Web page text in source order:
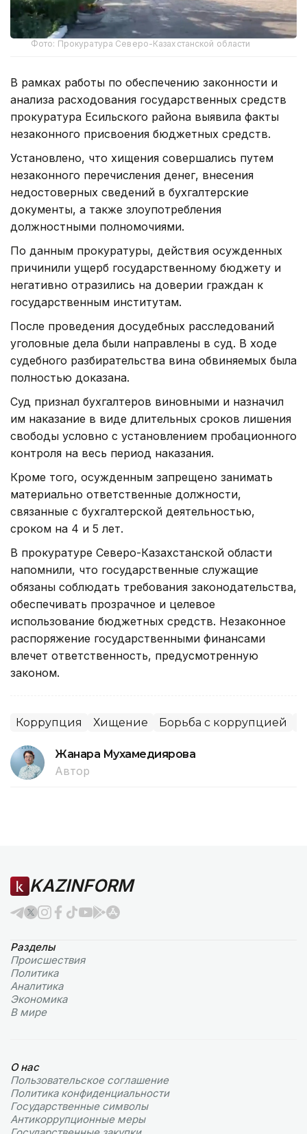
Фото: Прокуратура Северо-Казахстанской области
В рамках работы по обеспечению законности и
анализа расходования государственных средств
прокуратура Есильского района выявила факты
незаконного присвоения бюджетных средств.
Установлено, что хищения совершались путем
незаконного перечисления денег, внесения
недостоверных сведений в бухгалтерские
документы, а также злоупотребления
должностными полномочиями.
По данным прокуратуры, действия осужденных
причинили ущерб государственному бюджету и
негативно отразились на доверии граждан к
государственным институтам.
После проведения досудебных расследований
уголовные дела были направлены в суд. В ходе
судебного разбирательства вина обвиняемых была
полностью доказана.
Суд признал бухгалтеров виновными и назначил
им наказание в виде длительных сроков лишения
свободы условно с установлением пробационного
контроля на весь период наказания.
Кроме того, осужденным запрещено занимать
материально ответственные должности,
связанные с бухгалтерской деятельностью,
сроком на 4 и 5 лет.
В прокуратуре Северо-Казахстанской области
напомнили, что государственные служащие
обязаны соблюдать требования законодательства,
обеспечивать прозрачное и целевое
использование бюджетных средств. Незаконное
распоряжение государственными финансами
влечет ответственность, предусмотренную
законом.
Коррупция Хищение Борьба с коррупцией
Жанара Мухамедиярова
Автор
KAZINFORM
Разделы
Происшествия
Политика
Аналитика
Экономика
В мире
О нас
Пользовательское соглашение
Политика конфиденциальности
Государственные символы
Антикоррупционные меры